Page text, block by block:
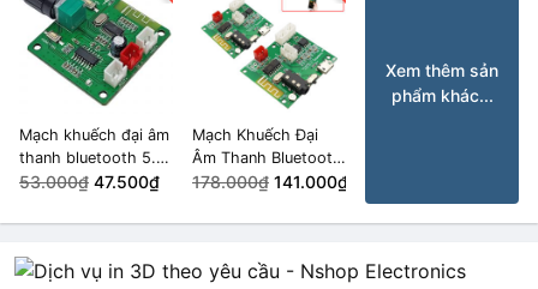
Mạch khuếch đại âm
thanh bluetooth 5.0
PAM8403 2x5W XH-
53.000₫ 47.500₫
Mạch Khuếch Đại
Âm Thanh Bluetooth
5.0 2x5W MX-878BT
TWS COMBO 2
178.000₫ 141.000₫
Xem thêm sản
phẩm khác...